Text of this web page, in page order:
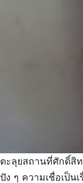
ตะลุยสถานที่ศักดิ์สิท
ปัง ๆ ความเชื่อเป็น